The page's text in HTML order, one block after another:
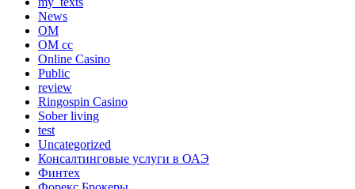
News
OM
OM cc
Online Casino
Public
review
Ringospin Casino
Sober living
test
Uncategorized
Консалтинговые услуги в ОАЭ
Финтех